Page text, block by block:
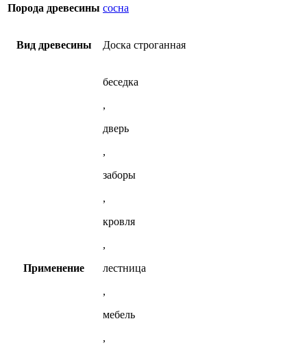
на
Порода древесины сосна
Вид древесины Доска строганная
Применение
беседка
,
дверь
,
заборы
,
кровля
,
лестница
,
мебель
,